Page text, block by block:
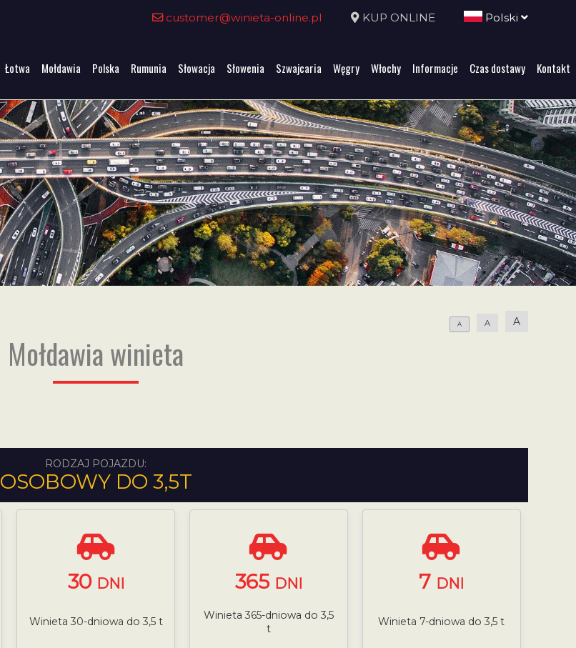
customer@winieta-online.pl KUP ONLINE Polski
Łotwa Mołdawia Polska Rumunia Słowacja Słowenia Szwajcaria Węgry Włochy Informacje Czas dostawy Kontakt
A A A
Mołdawia winieta
RODZAJ POJAZDU:
OSOBOWY DO 3,5T
30 DNI
Winieta 30-dniowa do 3,5 t
365 DNI
Winieta 365-dniowa do 3,5
t
7 DNI
Winieta 7-dniowa do 3,5 t